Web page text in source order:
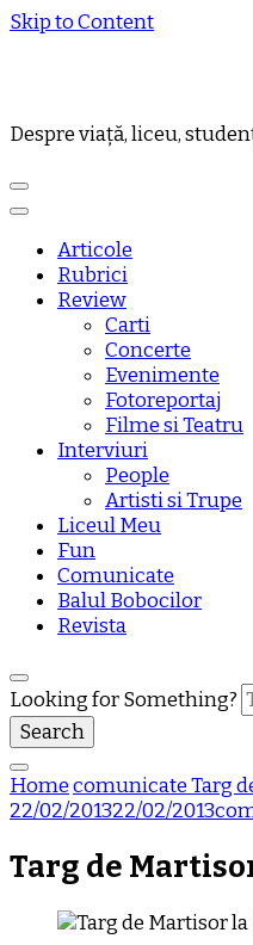
Skip to Content
Despre viață, liceu,
Articole
Rubrici
Review
Carti
Concerte
Evenimente
Fotoreportaj
Filme si Teatru
Interviuri
People
Artisti si Trupe
Liceul Meu
Fun
Comunicate
Balul Bobocilor
Revista
Looking for Something?
HomecomunicateTarg
22/02/201322/02/2013
Targ de